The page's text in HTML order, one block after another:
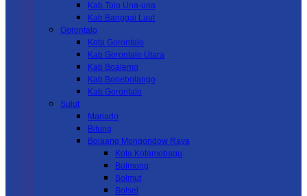
Kab.Tojo Una-una
Kab.Banggai Laut
Gorontalo
Kota Gorontalo
Kab Gorontalo Utara
Kab Boalemo
Kab.Bonebolango
Kab.Gorontalo
Sulut
Manado
Bitung
Bolaang Mongondow Raya
Kota Kotamobagu
Bolmong
Bolmut
Bolsel